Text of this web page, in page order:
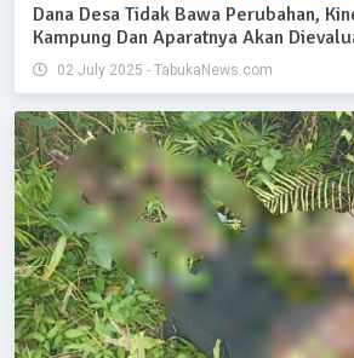
Dana Desa Tidak Bawa Perubahan,
Kampung Dan Aparatnya Akan
02 July 2025 - TabukaNews.com